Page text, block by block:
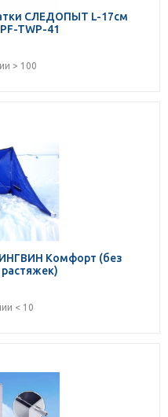
СЛЕДОПЫТ L-17см
TWP-41
> 100
Комфорт (без
< 10